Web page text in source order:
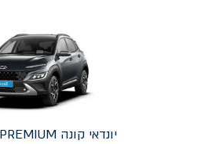
יונדאיקונה PREMIUM היברידי